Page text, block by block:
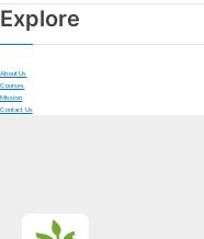
Explore
About Us
Courses
Mission
Contact Us